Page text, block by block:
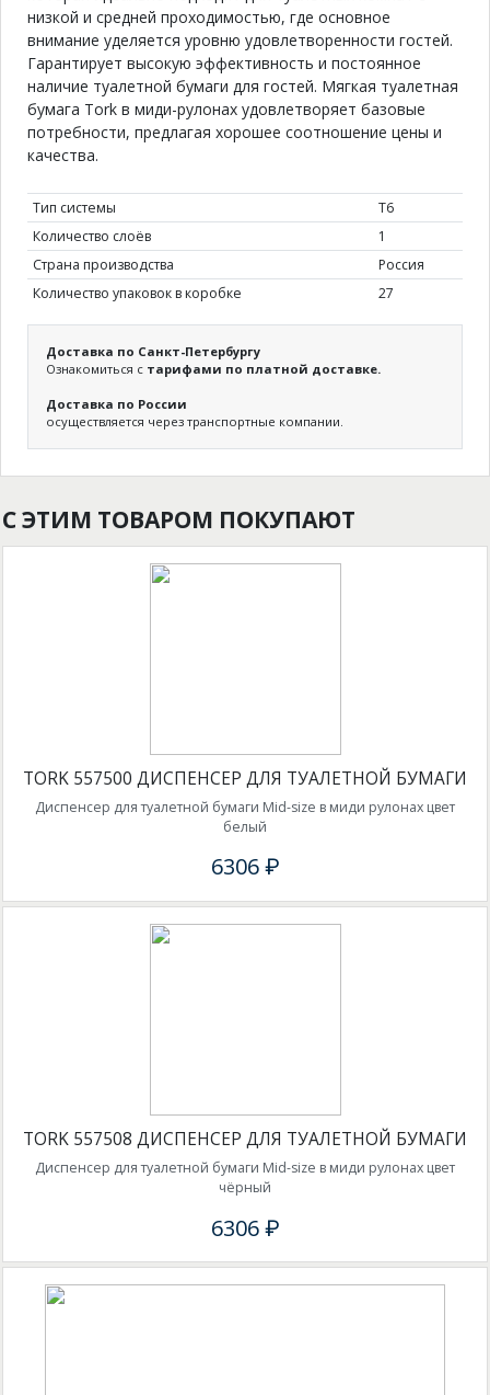
низкой и средней проходимостью, где основное
внимание уделяется уровню удовлетворенности гостей.
Гарантирует высокую эффективность и постоянное
наличие туалетной бумаги для гостей. Мягкая туалетная
бумага Tork в миди-рулонах удовлетворяет базовые
потребности, предлагая хорошее соотношение цены и
качества.
Тип системы
Т6
Количество слоёв
1
Страна производства
Россия
Количество упаковок в коробке
27
Доставка по Санкт-Петербургу
Ознакомиться с тарифами по платной доставке.
Доставка по России
осуществляется через транспортные компании.
С ЭТИМ ТОВАРОМ ПОКУПАЮТ
TORK 557500 ДИСПЕНСЕР ДЛЯ ТУАЛЕТНОЙ БУМАГИ
Диспенсер для туалетной бумаги Mid-size в миди рулонах цвет
белый
6306 ₽
TORK 557508 ДИСПЕНСЕР ДЛЯ ТУАЛЕТНОЙ БУМАГИ
Диспенсер для туалетной бумаги Mid-size в миди рулонах цвет
чёрный
6306 ₽